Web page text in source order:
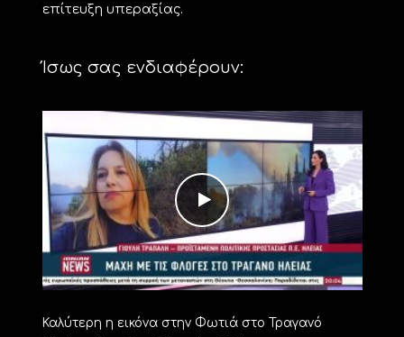
επίτευξη υπεραξίας.
Ίσως σας ενδιαφέρουν:
Καλύτερη η εικόνα στην Φωτιά στο Τραγανό